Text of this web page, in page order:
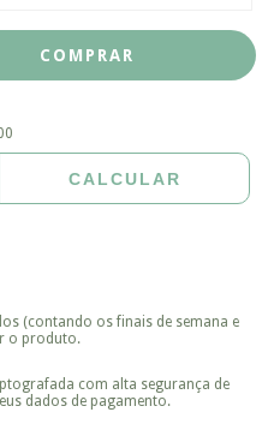
ALTERAR CEP
CALCULAR
(contando os finais de semana e
o produto.
com alta segurança de
dados de pagamento.